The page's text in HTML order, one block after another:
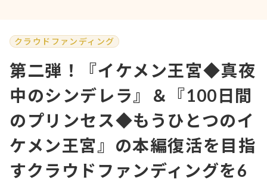
クラウドファンディング
第二弾！『イケメン王宮◆真夜
中のシンデレラ』＆『100日間
のプリンセス◆もうひとつのイ
ケメン王宮』の本編復活を目指
すクラウドファンディングを6